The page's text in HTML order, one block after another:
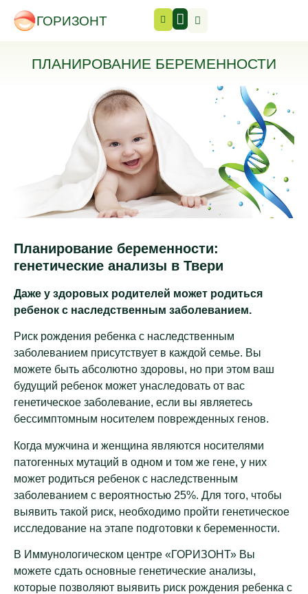
ГОРИЗОНТ
ПЛАНИРОВАНИЕ БЕРЕМЕННОСТИ
Планирование беременности:
генетические анализы в Твери
Даже у здоровых родителей может родиться
ребенок с наследственным заболеванием.
Риск рождения ребенка с наследственным
заболеванием присутствует в каждой семье. Вы
можете быть абсолютно здоровы, но при этом ваш
будущий ребенок может унаследовать от вас
генетическое заболевание, если вы являетесь
бессимптомным носителем поврежденных генов.
Когда мужчина и женщина являются носителями
патогенных мутаций в одном и том же гене, у них
может родиться ребенок с наследственным
заболеванием с вероятностью 25%. Для того, чтобы
выявить такой риск, необходимо пройти генетическое
исследование на этапе подготовки к беременности.
В Иммунологическом центре «ГОРИЗОНТ» Вы
можете сдать основные генетические анализы,
которые позволяют выявить риск рождения ребенка с